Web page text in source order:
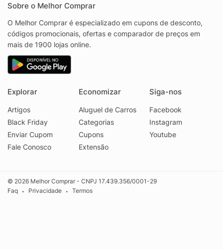
Sobre o Melhor Comprar
O Melhor Comprar é especializado em cupons de desconto,
códigos promocionais, ofertas e comparador de preços em
mais de 1900 lojas online.
Explorar
Artigos
Black Friday
Enviar Cupom
Fale Conosco
Economizar
Aluguel de Carros
Categorias
Cupons
Extensão
Siga-nos
Facebook
Instagram
Youtube
© 2026 Melhor Comprar - CNPJ 17.439.356/0001-29
Faq
• Privacidade • Termos